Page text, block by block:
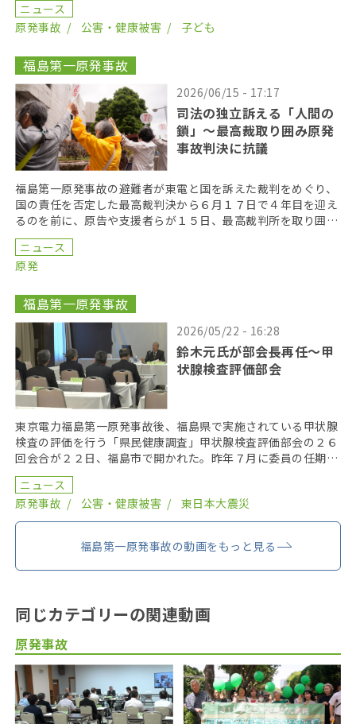
ニュース
原発事故
公害・健康被害 子ども
福島第一原発事故
2026/06/15 - 17:17
司法の独立訴える「人間の
鎖」〜最高裁取り囲み原発
事故判決に抗議
福島第一原発事故の避難者が東電と国を訴えた裁判をめぐり、
国の責任を否定した最高裁判決から６月１７日で４年目を迎え
るのを前に、原告や支援者らが１５日、最高裁判所を取り囲む
「人間の鎖」を行い、司法の独立を訴えた。 呼びかけた […]
ニュース
原発
福島第一原発事故
2026/05/22 - 16:28
鈴木元氏が部会長再任〜甲
状腺検査評価部会
東京電力福島第一原発事故後、福島県で実施されている甲状腺
検査の評価を行う「県民健康調査」甲状腺検査評価部会の２６
回会合が２２日、福島市で開かれた。昨年７月に委員の任期を
終え、委員が改選されてから初の開催となり、鈴木元保内 […]
ニュース
原発事故
公害・健康被害 東日本大震災
福島第一原発事故の動画をもっと見る
同じカテゴリーの関連動画
原発事故